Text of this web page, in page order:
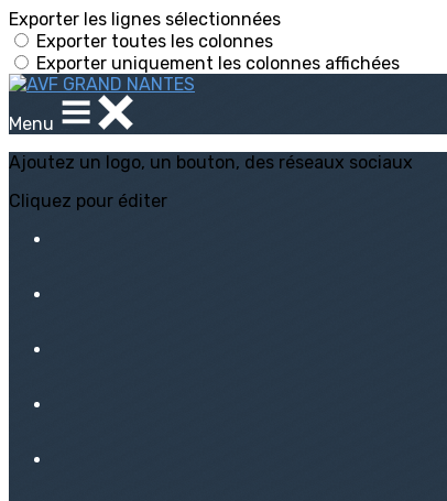
Exporter les lignes sélectionnées
Exporter toutes les colonnes
Exporter uniquement les colonnes affichées
Menu
Ajoutez un logo, un bouton, des réseaux sociaux
Cliquez pour éditer